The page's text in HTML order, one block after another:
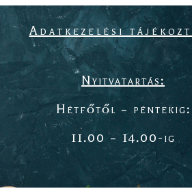
Adatkezelési
Nyitvatartás:
Hétfőtől – péntekig:
11.00 – 14.00-ig